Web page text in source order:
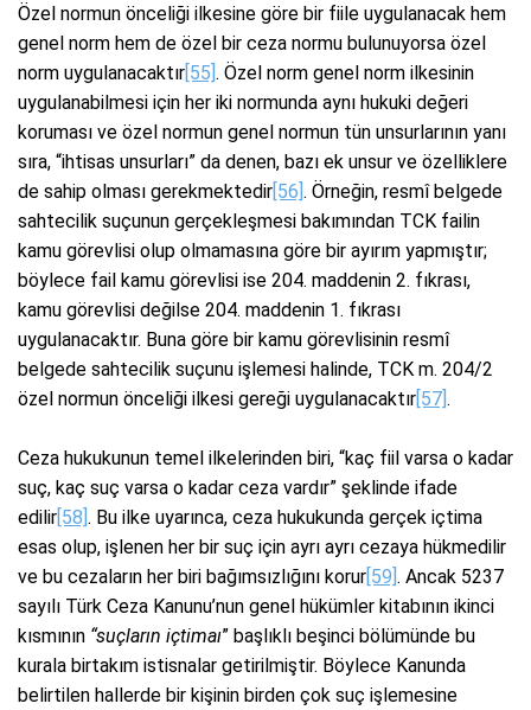
Özel normun önceliği ilkesine göre bir fiile uygulanacak hem
genel norm hem de özel bir ceza normu bulunuyorsa özel
norm uygulanacaktır[55] . Özel norm genel norm ilkesinin
uygulanabilmesi için her iki normunda aynı hukuki değeri
koruması ve özel normun genel normun tün unsurlarının yanı
sıra, “ihtisas unsurları” da denen, bazı ek unsur ve özelliklere
de sahip olması gerekmektedir[56] . Örneğin, resmî belgede
sahtecilik suçunun gerçekleşmesi bakımından TCK failin
kamu görevlisi olup olmamasına göre bir ayırım yapmıştır;
böylece fail kamu görevlisi ise 204. maddenin 2. fıkrası,
kamu görevlisi değilse 204. maddenin 1. fıkrası
uygulanacaktır. Buna göre bir kamu görevlisinin resmî
belgede sahtecilik suçunu işlemesi halinde, TCK m. 204/2
özel normun önceliği ilkesi gereği uygulanacaktır[57] .
Ceza hukukunun temel ilkelerinden biri, “kaç fiil varsa o kadar
suç, kaç suç varsa o kadar ceza vardır” şeklinde ifade
edilir[58] . Bu ilke uyarınca, ceza hukukunda gerçek içtima
esas olup, işlenen her bir suç için ayrı ayrı cezaya hükmedilir
ve bu cezaların her biri bağımsızlığını korur[59] . Ancak 5237
sayılı Türk Ceza Kanunu’nun genel hükümler kitabının ikinci
kısmının “suçların içtimaı” başlıklı beşinci bölümünde bu
kurala birtakım istisnalar getirilmiştir. Böylece Kanunda
belirtilen hallerde bir kişinin birden çok suç işlemesine